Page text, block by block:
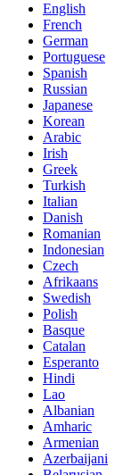
English
French
German
Portuguese
Spanish
Russian
Japanese
Korean
Arabic
Irish
Greek
Turkish
Italian
Danish
Romanian
Indonesian
Czech
Afrikaans
Swedish
Polish
Basque
Catalan
Esperanto
Hindi
Lao
Albanian
Amharic
Armenian
Azerbaijani